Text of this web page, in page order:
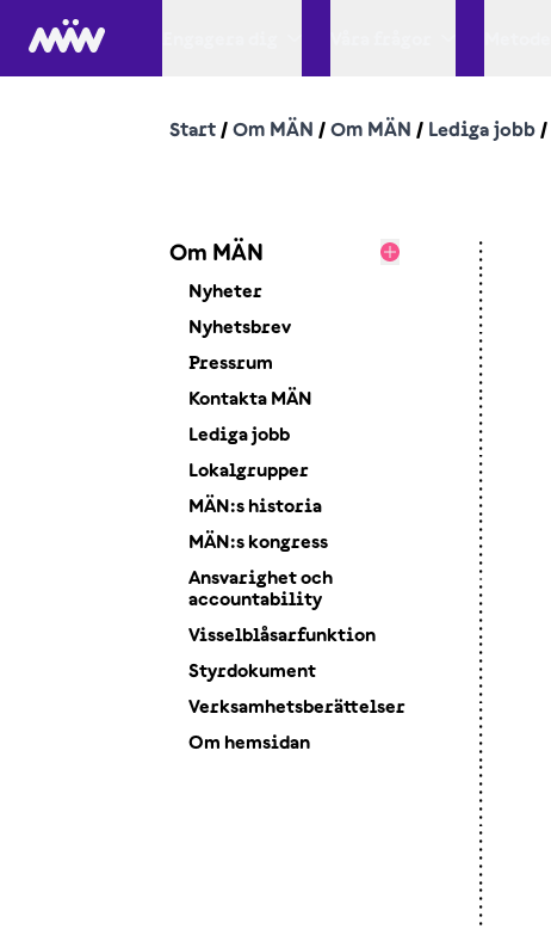
Start / Om MÄN / Om MÄN / Lediga jobb /
Om MÄN
Nyheter
Nyhetsbrev
Pressrum
Kontakta MÄN
Lediga jobb
Lokalgrupper
MÄN:s historia
MÄN:s kongress
Ansvarighet och
accountability
Visselblåsarfunktion
Styrdokument
Verksamhetsberättelser
Om hemsidan